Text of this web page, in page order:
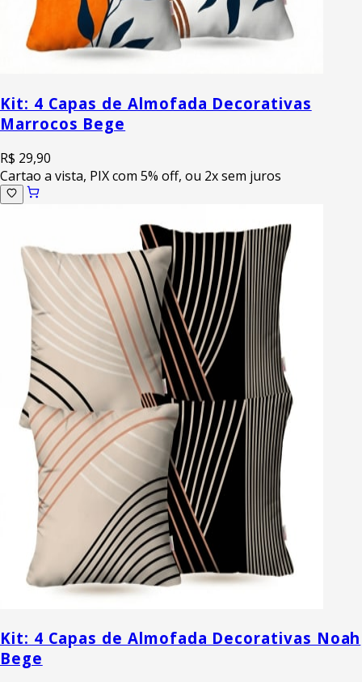
Kit: 4 Capas de Almofada Decorativas
Marrocos Bege
R$ 29,90
Cartao a vista, PIX com 5% off, ou 2x sem juros
Kit: 4 Capas de Almofada Decorativas Noah
Bege